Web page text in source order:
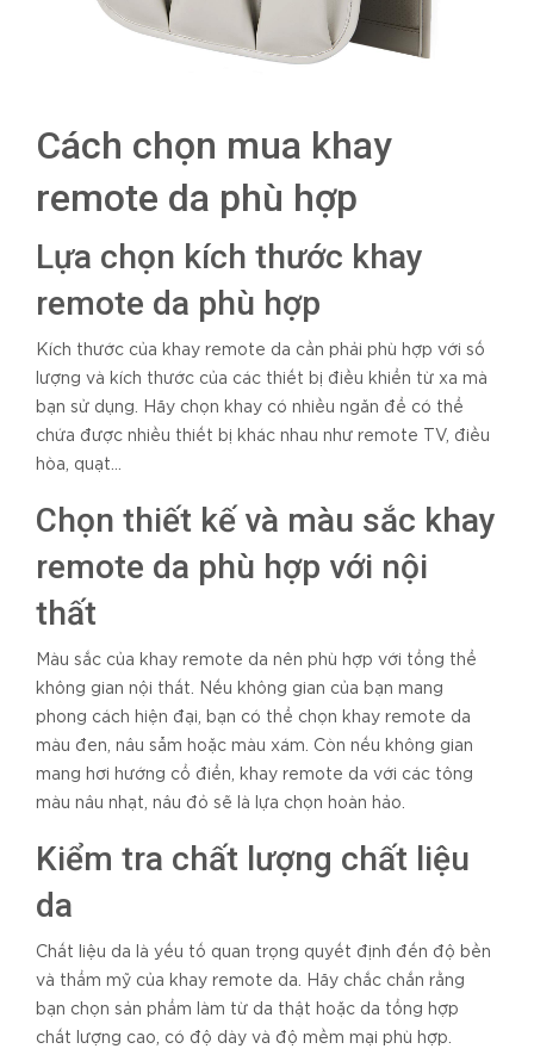
Cách chọn mua khay
remote da phù hợp
Lựa chọn kích thước khay
remote da phù hợp
Kích thước của khay remote da cần phải phù hợp với số
lượng và kích thước của các thiết bị điều khiển từ xa mà
bạn sử dụng. Hãy chọn khay có nhiều ngăn để có thể
chứa được nhiều thiết bị khác nhau như remote TV, điều
hòa, quạt…
Chọn thiết kế và màu sắc khay
remote da phù hợp với nội
thất
Màu sắc của khay remote da nên phù hợp với tổng thể
không gian nội thất. Nếu không gian của bạn mang
phong cách hiện đại, bạn có thể chọn khay remote da
màu đen, nâu sẫm hoặc màu xám. Còn nếu không gian
mang hơi hướng cổ điển, khay remote da với các tông
màu nâu nhạt, nâu đỏ sẽ là lựa chọn hoàn hảo.
Kiểm tra chất lượng chất liệu
da
Chất liệu da là yếu tố quan trọng quyết định đến độ bền
và thẩm mỹ của khay remote da. Hãy chắc chắn rằng
bạn chọn sản phẩm làm từ da thật hoặc da tổng hợp
chất lượng cao, có độ dày và độ mềm mại phù hợp.